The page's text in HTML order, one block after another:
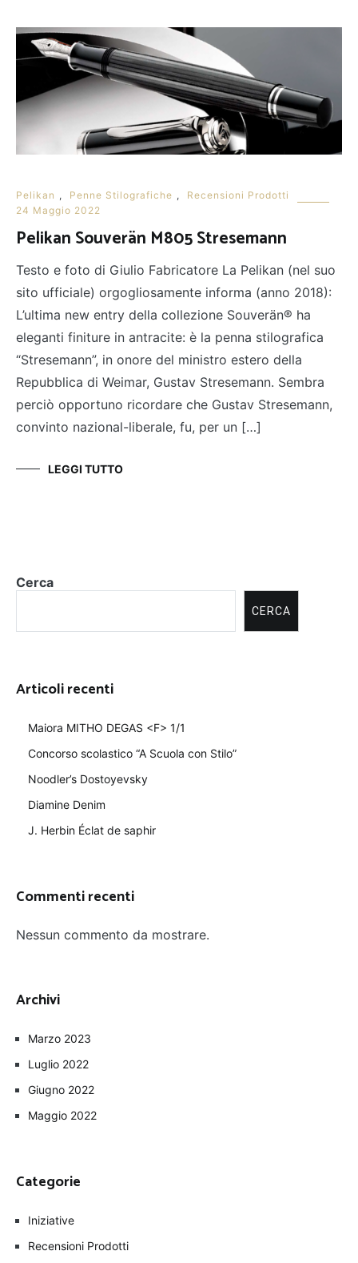
Pelikan , Penne Stilografiche ,
Recensioni Prodotti
24 Maggio 2022
Pelikan Souverän M805 Stresemann
Testo e foto di Giulio Fabricatore La Pelikan (nel suo
sito ufficiale) orgogliosamente informa (anno 2018):
L’ultima new entry della collezione Souverän® ha
eleganti finiture in antracite: è la penna stilografica
“Stresemann”, in onore del ministro estero della
Repubblica di Weimar, Gustav Stresemann. Sembra
perciò opportuno ricordare che Gustav Stresemann,
convinto nazional-liberale, fu, per un […]
LEGGI TUTTO
Cerca
CERCA
Articoli recenti
Maiora MITHO DEGAS <F> 1/1
Concorso scolastico “A Scuola con Stilo”
Noodler’s Dostoyevsky
Diamine Denim
J. Herbin Éclat de saphir
Commenti recenti
Nessun commento da mostrare.
Archivi
Marzo 2023
Luglio 2022
Giugno 2022
Maggio 2022
Categorie
Iniziative
Recensioni Prodotti